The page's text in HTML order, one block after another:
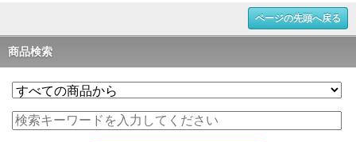
ページの先頭へ戻る
商品検索